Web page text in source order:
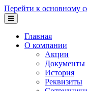
Перейти к основному
Главная
О компании
Акции
Документы
История
Реквизиты